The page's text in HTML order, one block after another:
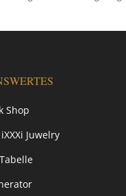
Shop
Juwelry